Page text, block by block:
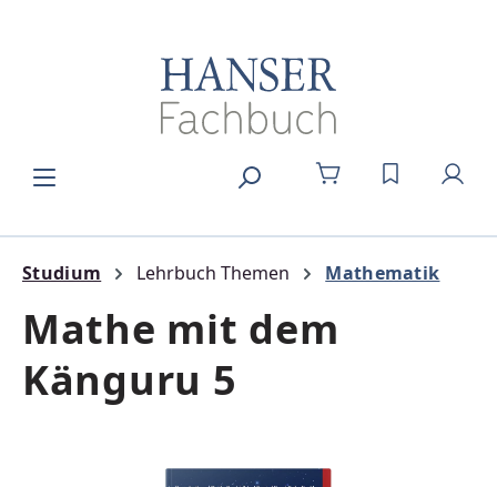
DU HAST 0
Studium Lehrbuch Themen Mathematik
Mathe mit dem
Känguru 5
Bildergalerie überspringen